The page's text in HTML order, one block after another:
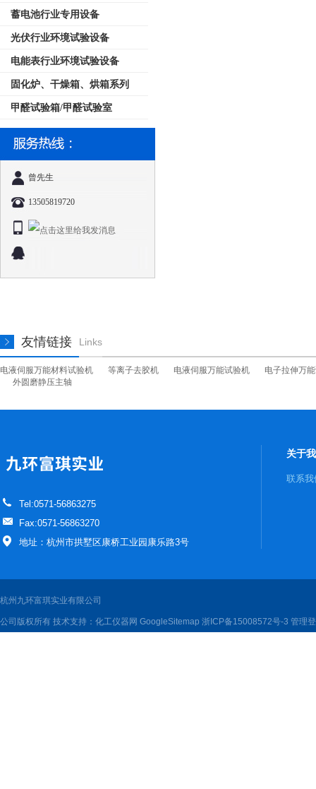
蓄电池行业专用设备
光伏行业环境试验设备
电能表行业环境试验设备
固化炉、干燥箱、烘箱系列
甲醛试验箱/甲醛试验室
曾先生
13505819720
友情链接 Links
电液伺服万能材料试验机 等离子去胶机 电液伺服万能试验机
电子拉伸万
外圆磨静压主轴
Tel:0571-56863275
Fax:0571-56863270
地址：杭州市拱墅区康桥工业园康乐路3号
关于
联系我
杭州九环富琪实业有限公司
公司版权所有 技术支持： 化工仪器网 GoogleSitemap 浙ICP备15008572号-3 管理